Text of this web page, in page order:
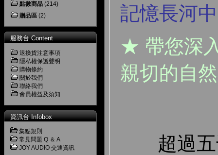
點數商品 (214)
贈品區 (2)
服務台 Content
退換貨注意事項
隱私權保護聲明
購物條約
關於我們
聯絡我們
會員權益及須知
資訊台 Infobox
集點規則
常見問題 Q ＆ A
JOY AUDIO 交通資訊
記憶長河
★ 帶您深
親切的自
超過五